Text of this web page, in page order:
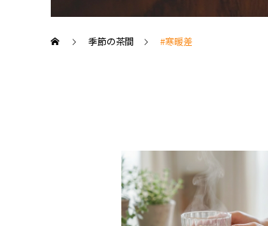
季節の茶間 #寒暖差